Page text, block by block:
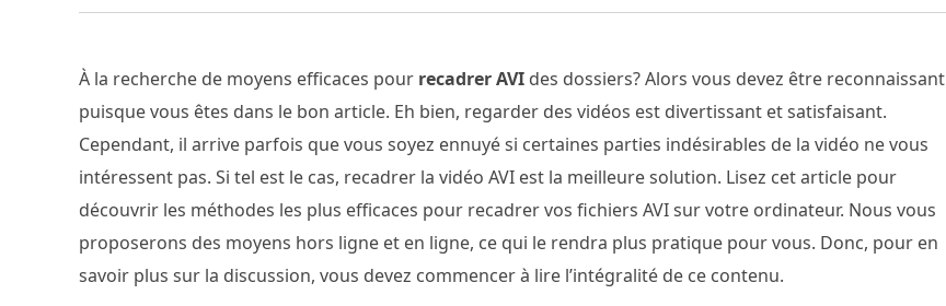
À la recherche de moyens efficaces pour recadrer AVI des dossiers? Alors vous devez être reconnaissant
puisque vous êtes dans le bon article. Eh bien, regarder des vidéos est divertissant et satisfaisant.
Cependant, il arrive parfois que vous soyez ennuyé si certaines parties indésirables de la vidéo ne vous
intéressent pas. Si tel est le cas, recadrer la vidéo AVI est la meilleure solution. Lisez cet article pour
découvrir les méthodes les plus efficaces pour recadrer vos fichiers AVI sur votre ordinateur. Nous vous
proposerons des moyens hors ligne et en ligne, ce qui le rendra plus pratique pour vous. Donc, pour en
savoir plus sur la discussion, vous devez commencer à lire l’intégralité de ce contenu.